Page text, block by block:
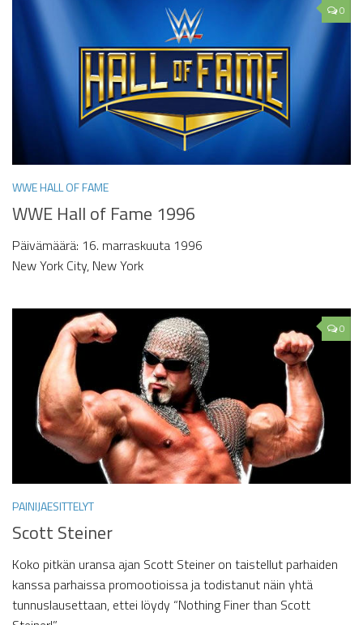
0
WWE HALL OF FAME
WWE Hall of Fame 1996
Päivämäärä: 16. marraskuuta 1996
New York City, New York
0
PAINIJAESITTELYT
Scott Steiner
Koko pitkän uransa ajan Scott Steiner on taistellut parhaiden
kanssa parhaissa promootioissa ja todistanut näin yhtä
tunnuslausettaan, ettei löydy “Nothing Finer than Scott